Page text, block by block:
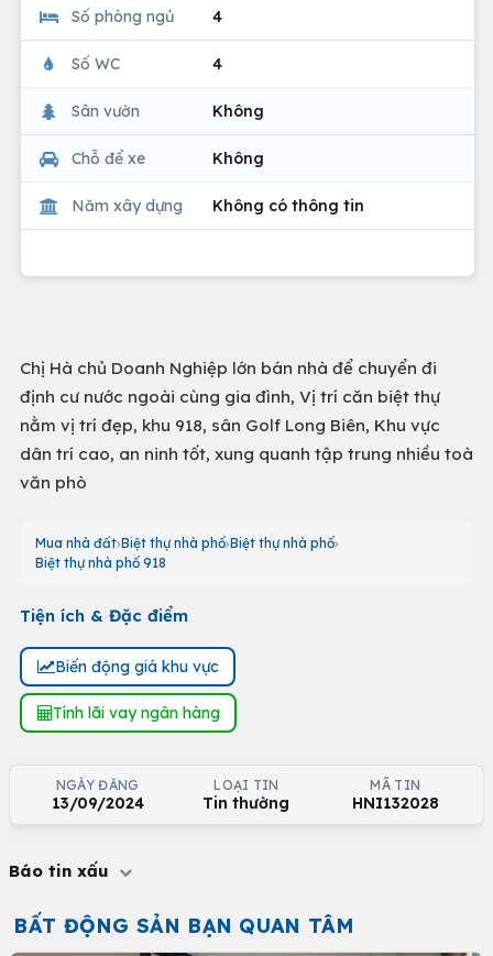
Số phòng ngủ 4
Số WC 4
Sân vườn Không
Chỗ để xe Không
Năm xây dựng Không có thông tin
Chị Hà chủ Doanh Nghiệp lớn bán nhà để chuyển đi
định cư nước ngoài cùng gia đình, Vị trí căn biệt thự
nằm vị trí đẹp, khu 918, sân Golf Long Biên, Khu vực
dân trí cao, an ninh tốt, xung quanh tập trung nhiều toà
văn phò
Mua nhà đất Biệt thự nhà phố Biệt thự nhà phố
Biệt thự nhà phố 918
Tiện ích & Đặc điểm
Biến động giá khu vực
Tính lãi vay ngân hàng
NGÀY ĐĂNG
13/09/2024
LOẠI TIN
Tin thường
MÃ TIN
HNI132028
Báo tin xấu
BẤT ĐỘNG SẢN BẠN QUAN TÂM